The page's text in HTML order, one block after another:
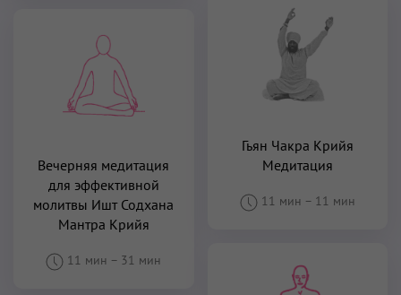
Вечерняя медитация
для эффективной
молитвы Ишт Содхана
Мантра Крийя
11 мин – 31 мин
Гьян Чакра Крийя
Медитация
11 мин – 11 мин